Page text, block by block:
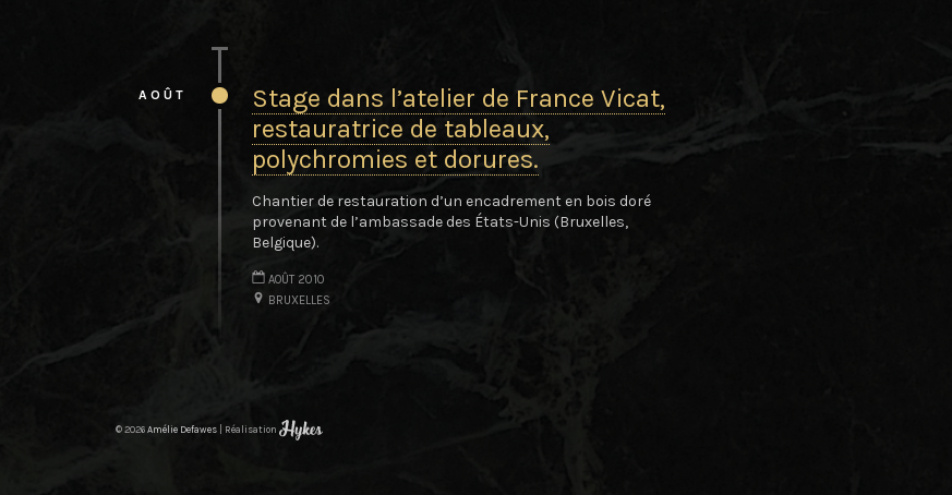
AOÛT
Stage dans l’atelier de France Vicat,
restauratrice de tableaux,
polychromies et dorures.
Chantier de restauration d’un encadrement en bois doré
provenant de l’ambassade des États-Unis (Bruxelles,
Belgique).
AOÛT 2010
BRUXELLES
© 2026 Amélie Defawes Réalisation